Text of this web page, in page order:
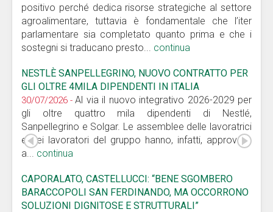
positivo perché dedica risorse strategiche al settore
agroalimentare, tuttavia è fondamentale che l’iter
parlamentare sia completato quanto prima e che i
sostegni si traducano presto... continua
NESTLÈ SANPELLEGRINO, NUOVO CONTRATTO PER
GLI OLTRE 4MILA DIPENDENTI IN ITALIA
30/07/2026 - Al via il nuovo integrativo 2026-2029 per
gli oltre quattro mila dipendenti di Nestlé,
Sanpellegrino e Solgar. Le assemblee delle lavoratrici
e dei lavoratori del gruppo hanno, infatti, approvato
a... continua
CAPORALATO, CASTELLUCCI: “BENE SGOMBERO
BARACCOPOLI SAN FERDINANDO, MA OCCORRONO
SOLUZIONI DIGNITOSE E STRUTTURALI”